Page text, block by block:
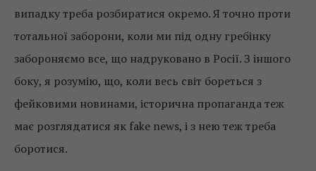
випадку треба розбиратися окремо. Я точно проти
тотальної заборони, коли ми під одну гребінку
забороняємо все, що надруковано в Росії. З іншого
боку, я розумію, що, коли весь світ бореться з
фейковими новинами, історична пропаганда теж
має розглядатися як fake news, і з нею теж треба
боротися.